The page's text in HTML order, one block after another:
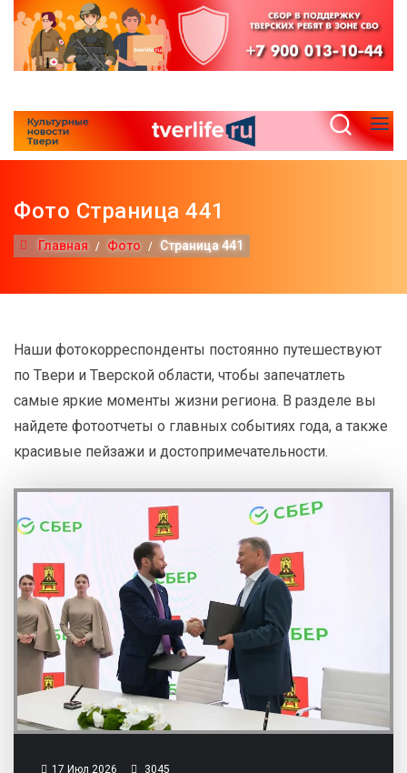
Фото Страница 441
Главная Фото Страница 441
Наши фотокорреспонденты постоянно путешествуют
по Твери и Тверской области, чтобы запечатлеть
самые яркие моменты жизни региона. В разделе вы
найдете фотоотчеты о главных событиях года, а также
красивые пейзажи и достопримечательности.
17 Июл 2026 3045